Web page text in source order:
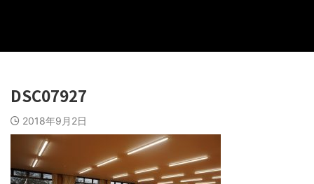
DSC07927
2018年9月2日